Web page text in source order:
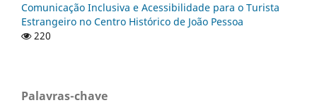
Comunicação Inclusiva e Acessibilidade para o Turista
Estrangeiro no Centro Histórico de João Pessoa
220
Palavras-chave